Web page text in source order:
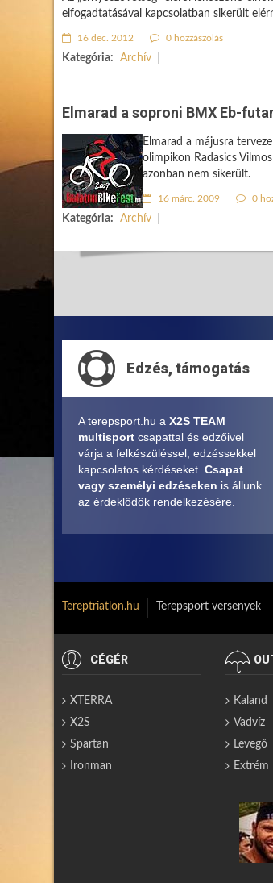
elfogadtatásával kapcsolatban sikerült
16 dec. 2012 0 hozzászólás
Kategória: Archív
Elmarad a soproni BMX Eb-
Elmarad a májusra
olimpikon Radasics
azonban nem sikerült.
16 márc. 2009 0
Kategória: Archív
Edzés, támogatás
A terepsport.hu a X2S TEAM
multisport csapattal és edzőivel
várja a felkészüléssel, edzéssekkel
kapcsolatos kérdéseket. Csapat
vagy személyi edzéseken is állunk
az érdeklődök rendelkezésére.
Tereptriatlon.hu Terepsport versenyek
CÉGÉR
XTERRA
X2S
Spartan
Ironman
Kaland
Vadvíz
Levegő
Extrém